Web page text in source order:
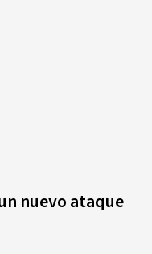
nuevo ataque